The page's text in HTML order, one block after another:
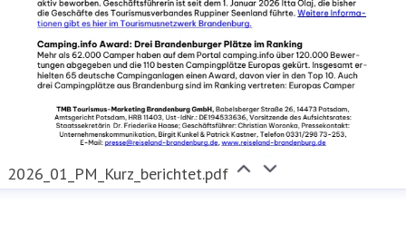
2026_01_PM_Kurz_berichtet.pdf